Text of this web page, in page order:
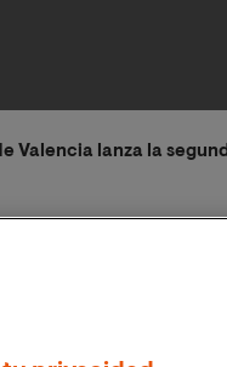
Valencia lanza la